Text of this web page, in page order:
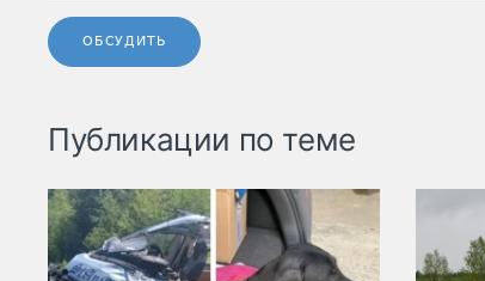
ОБСУДИТЬ
Публикации по теме